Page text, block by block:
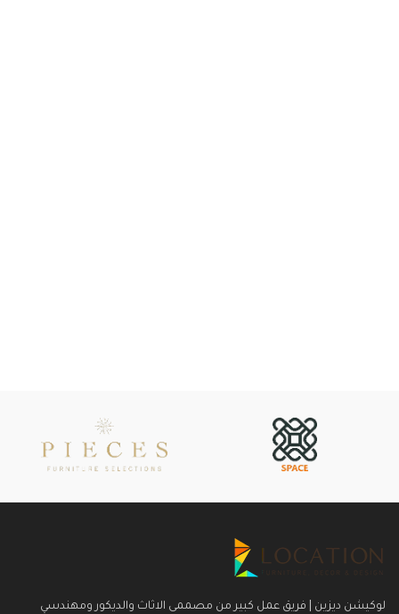
لوكيشن ديزين | فريق عمل كبير من مصممى الاثاث والديكور ومهندسي